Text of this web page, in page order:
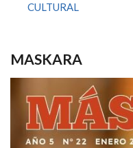
CULTURAL
MASKARA